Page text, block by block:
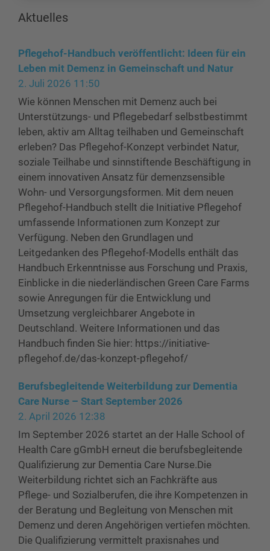
Aktuelles
Pflegehof-Handbuch veröffentlicht: Ideen für ein
Leben mit Demenz in Gemeinschaft und Natur
2. Juli 2026 11:50
Wie können Menschen mit Demenz auch bei
Unterstützungs- und Pflegebedarf selbstbestimmt
leben, aktiv am Alltag teilhaben und Gemeinschaft
erleben? Das Pflegehof-Konzept verbindet Natur,
soziale Teilhabe und sinnstiftende Beschäftigung in
einem innovativen Ansatz für demenzsensible
Wohn- und Versorgungsformen. Mit dem neuen
Pflegehof-Handbuch stellt die Initiative Pflegehof
umfassende Informationen zum Konzept zur
Verfügung. Neben den Grundlagen und
Leitgedanken des Pflegehof-Modells enthält das
Handbuch Erkenntnisse aus Forschung und Praxis,
Einblicke in die niederländischen Green Care Farms
sowie Anregungen für die Entwicklung und
Umsetzung vergleichbarer Angebote in
Deutschland. Weitere Informationen und das
Handbuch finden Sie hier: https://initiative-
pflegehof.de/das-konzept-pflegehof/
Berufsbegleitende Weiterbildung zur Dementia
Care Nurse – Start September 2026
2. April 2026 12:38
Im September 2026 startet an der Halle School of
Health Care gGmbH erneut die berufsbegleitende
Qualifizierung zur Dementia Care Nurse.Die
Weiterbildung richtet sich an Fachkräfte aus
Pflege- und Sozialberufen, die ihre Kompetenzen in
der Beratung und Begleitung von Menschen mit
Demenz und deren Angehörigen vertiefen möchten.
Die Qualifizierung vermittelt praxisnahes und